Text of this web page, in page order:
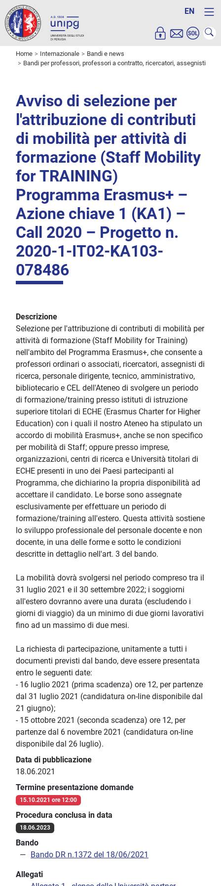
EN
Home Internazionale
Bandi e news
Bandi per professori, professori a contratto, ricercatori, assegnisti
Avviso di selezione per
l'attribuzione di contributi
di mobilità per attività di
formazione (Staff Mobility
for TRAINING)
Programma Erasmus+ –
Azione chiave 1 (KA1) –
Call 2020 – Progetto n.
2020-1-IT02-KA103-
078486
Descrizione
Selezione per l'attribuzione di contributi di mobilità per
attività di formazione (Staff Mobility for Training)
nell'ambito del Programma Erasmus+, che consente a
professori ordinari o associati, ricercatori, assegnisti di
ricerca, personale dirigente, tecnico, amministrativo,
bibliotecario e CEL dell'Ateneo di svolgere un periodo
di formazione/training presso istituti di istruzione
superiore titolari di ECHE (Erasmus Charter for Higher
Education) con i quali il nostro Ateneo ha stipulato un
accordo di mobilità Erasmus+, anche se non specifico
per mobilità di Staff; oppure presso imprese,
organizzazioni, centri di ricerca e Università titolari di
ECHE presenti in uno dei Paesi partecipanti al
Programma, che dichiarino la propria disponibilità ad
accettare il candidato. Le borse sono assegnate
esclusivamente per effettuare un periodo di
formazione/training all'estero. Questa attività sostiene
lo sviluppo professionale del personale docente e non
docente, in una delle forme e sotto le condizioni
descritte in dettaglio nell'art. 3 del bando.
La mobilità dovrà svolgersi nel periodo compreso tra il
31 luglio 2021 e il 30 settembre 2022; i soggiorni
all'estero dovranno avere una durata (escludendo i
giorni di viaggio) da un minimo di due giorni lavorativi
fino ad un massimo di due mesi.
La richiesta di partecipazione, unitamente a tutti i
documenti previsti dal bando, deve essere presentata
entro le seguenti date:
- 16 luglio 2021 (prima scadenza) ore 12, per partenze
dal 31 luglio 2021 (candidatura on-line disponibile dal
21 giugno);
- 15 ottobre 2021 (seconda scadenza) ore 12, per
partenze dal 6 novembre 2021 (candidatura on-line
disponibile dal 26 luglio).
Data di pubblicazione
18.06.2021
Termine presentazione domande
15.10.2021 ore 12:00
Procedura conclusa in data
18.06.2023
Bando
Bando DR n.1372 del 18/06/2021
Allegati